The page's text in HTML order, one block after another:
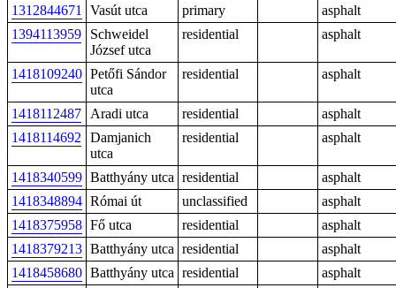
1312844671 Vasút utca primary
asphalt
1394113959
Schweidel
József utca
residential asphalt
1418109240 Petőfi Sándor
utca
residential asphalt
1418112487 Aradi utca residential
asphalt
1418114692
Damjanich
utca
residential asphalt
1418340599 Batthyány utca residential
asphalt
1418348894 Római út unclassified
asphalt
1418375958 Fő utca residential
asphalt
1418379213 Batthyány utca residential
asphalt
1418458680 Batthyány utca residential
asphalt